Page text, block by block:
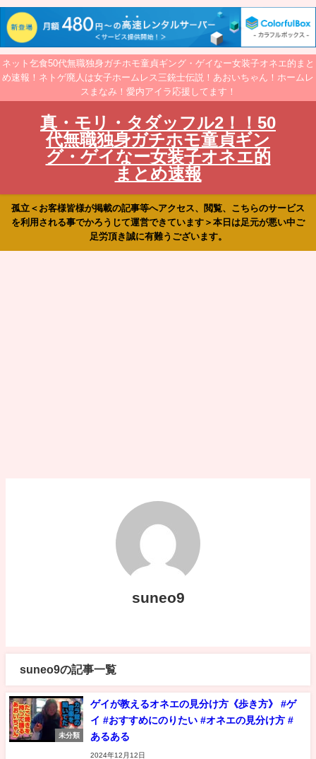
ネット乞食50代無職独身ガチホモ童貞ギング・ゲイなー女装子オネエ的まと
め速報！ネトゲ廃人は女子ホームレス三銃士伝説！あおいちゃん！ホームレ
スまなみ！愛内アイラ応援してます！
真・モリ・タダッフル2！！50
代無職独身ガチホモ童貞ギン
グ・ゲイなー女装子オネエ的
まとめ速報
孤立＜お客様皆様が掲載の記事等へアクセス、閲覧、こちらのサービス
を利用される事でかろうじて運営できています＞本日は足元が悪い中ご
足労頂き誠に有難うございます。
suneo9
suneo9の記事一覧
未分類
ゲイが教えるオネエの見分け方《歩き方》 #ゲ
イ #おすすめにのりたい #オネエの見分け方 #
あるある
2024年12月12日